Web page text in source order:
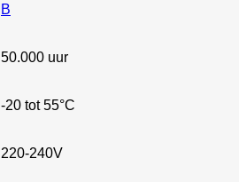
B
50.000 uur
-20 tot 55°C
220-240V